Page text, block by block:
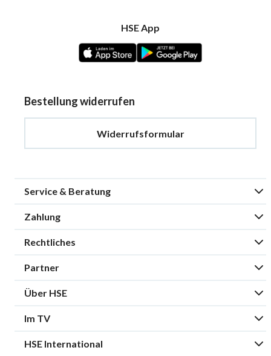
HSE App
Bestellung widerrufen
Widerrufsformular
Service & Beratung
Zahlung
Rechtliches
Partner
Über HSE
Im TV
HSE International